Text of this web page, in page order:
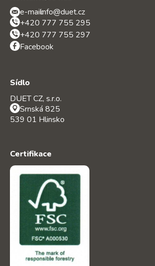
e-mail:info@duet.cz
+420 777 755 295
+420 777 755 297
Facebook
Sídlo
DUET CZ, s.r.o.
Srnská 825
539 01 Hlinsko
Certifikace